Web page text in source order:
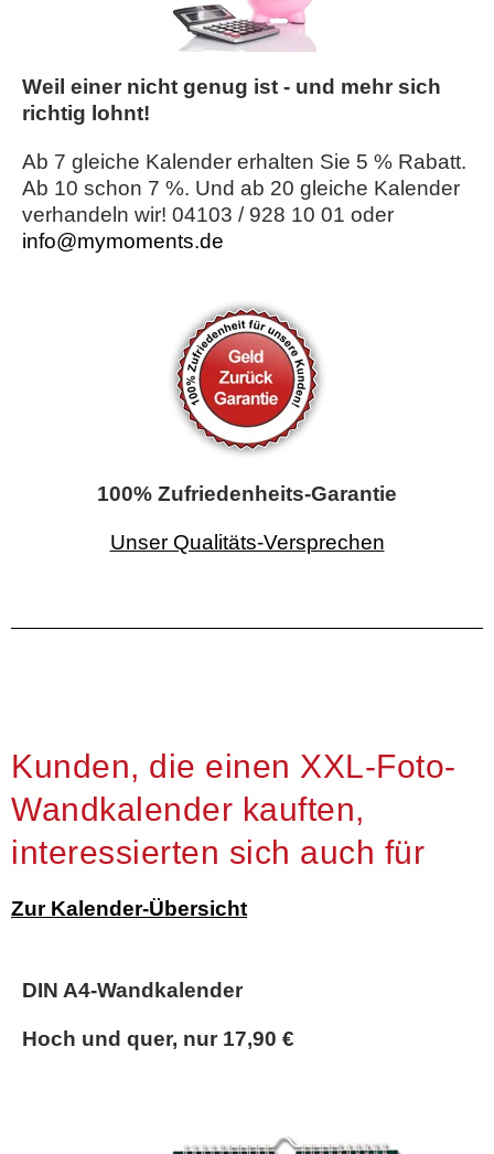
Weil einer nicht genug ist - und mehr sich
richtig lohnt!
Ab 7 gleiche Kalender erhalten Sie 5 % Rabatt.
Ab 10 schon 7 %. Und ab 20 gleiche Kalender
verhandeln wir! 04103 / 928 10 01 oder
info@mymoments.de
100% Zufriedenheits-Garantie
Unser Qualitäts-Versprechen
Kunden, die einen XXL-Foto-
Wandkalender kauften,
interessierten sich auch für
Zur Kalender-Übersicht
DIN A4-Wandkalender
Hoch und quer, nur 17,90 €